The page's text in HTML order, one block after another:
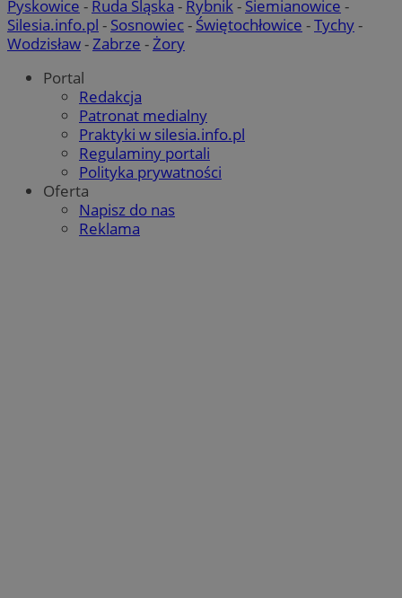
Pyskowice - Ruda Śląska - Rybnik- Siemianowice -
Silesia.info.pl - Sosnowiec- Świętochłowice -Tychy-
Wodzisław-Zabrze -Żory
Portal
Redakcja
Patronat medialny
Praktyki w silesia.info.pl
Regulaminy portali
Polityka prywatności
Oferta
Napisz do nas
Reklama